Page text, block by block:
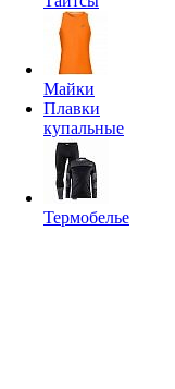
Майки
Плавки
купальные
Термобелье